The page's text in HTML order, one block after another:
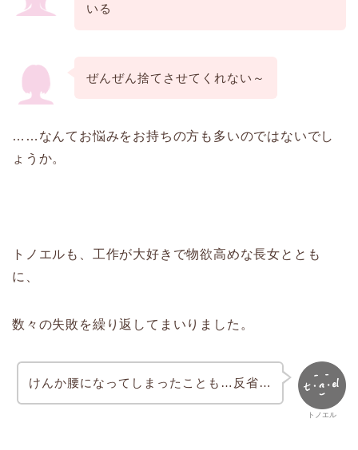
いる
ぜんぜん捨てさせてくれない～
……なんてお悩みをお持ちの方も多いのではないでし
ょうか。
トノエルも、工作が大好きで物欲高めな長女ととも
に、
数々の失敗を繰り返してまいりました。
トノエル
けんか腰になってしまったことも…反省…